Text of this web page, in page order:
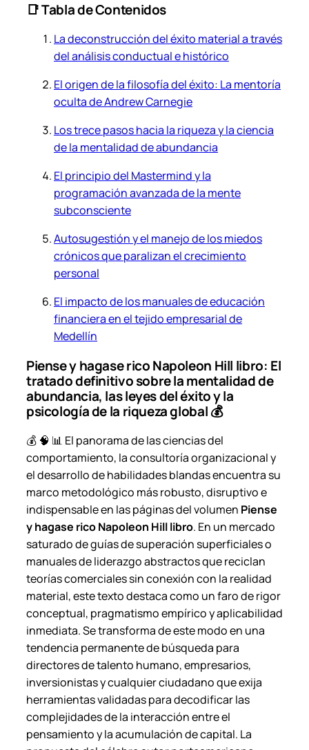
p
📑 Tabla de Contenidos
La deconstrucción del éxito material a través
del análisis conductual e histórico
El origen de la filosofía del éxito: La mentoría
oculta de Andrew Carnegie
Los trece pasos hacia la riqueza y la ciencia
de la mentalidad de abundancia
El principio del Mastermind y la
programación avanzada de la mente
subconsciente
Autosugestión y el manejo de los miedos
crónicos que paralizan el crecimiento
personal
El impacto de los manuales de educación
financiera en el tejido empresarial de
Medellín
Piense y hagase rico Napoleon Hill libro: El
tratado definitivo sobre la mentalidad de
abundancia, las leyes del éxito y la
psicología de la riqueza global 💰
💰 🧠 📊 El panorama de las ciencias del
comportamiento, la consultoría organizacional y
el desarrollo de habilidades blandas encuentra su
marco metodológico más robusto, disruptivo e
indispensable en las páginas del volumen Piense
y hagase rico Napoleon Hill libro. En un mercado
saturado de guías de superación superficiales o
manuales de liderazgo abstractos que reciclan
teorías comerciales sin conexión con la realidad
material, este texto destaca como un faro de rigor
conceptual, pragmatismo empírico y aplicabilidad
inmediata. Se transforma de este modo en una
tendencia permanente de búsqueda para
directores de talento humano, empresarios,
inversionistas y cualquier ciudadano que exija
herramientas validadas para decodificar las
complejidades de la interacción entre el
pensamiento y la acumulación de capital. La